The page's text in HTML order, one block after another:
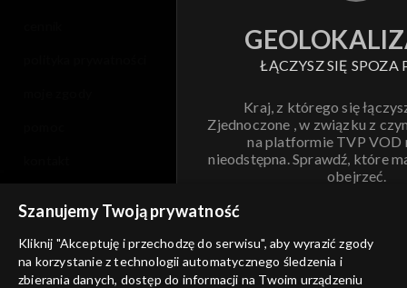
ŁĄCZYSZ SIĘ SPOZA
Kraj, z którego się
Zjednoczone , w związku z
na platformie TVP VOD
nieodstępna. Sprawdź, które
obejrzeć.
ANULUJ
informacje o dostawcy usług
Szanujemy Twoją prywatność
Kliknij "Akceptuję i przechodzę do serwisu", aby wyrazić zgody
na korzystanie z technologii automatycznego śledzenia i
zbierania danych, dostęp do informacji na Twoim urządzeniu